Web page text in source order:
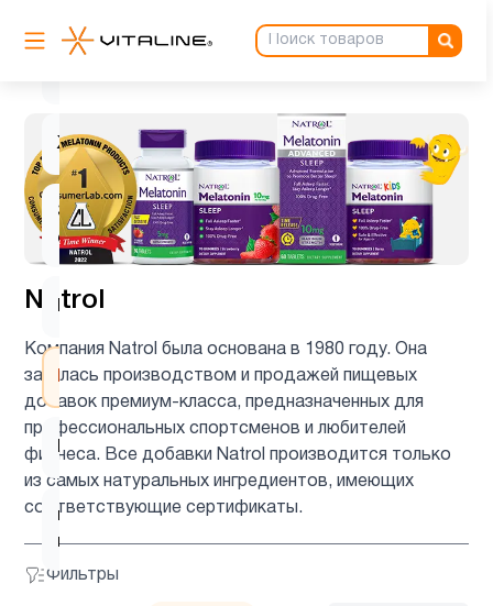
Natrol
Компания Natrol была основана в 1980 году. Она
занялась производством и продажей пищевых
добавок премиум-класса, предназначенных для
профессиональных спортсменов и любителей
фитнеса. Все добавки Natrol производится только
из самых натуральных ингредиентов, имеющих
соответствующие сертификаты.
Фильтры
Женщинам 2
Здоровый
сон
4
Кожа
Мелатонин 6
Мужчинам 2
ногти и
волосы